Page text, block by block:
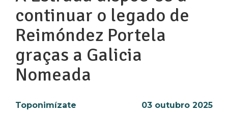
continuar o legado de
Reimóndez Portela
graças a Galicia
Nomeada
03 outubro 2025
Toponimízate